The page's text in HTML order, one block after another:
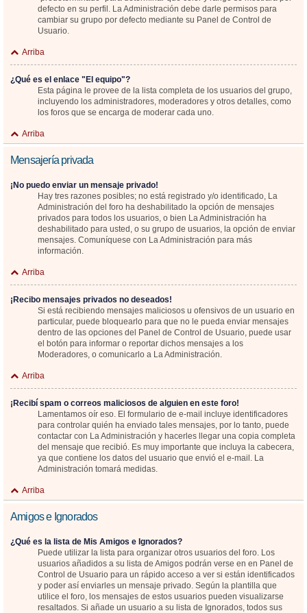
defecto en su perfil. La Administración debe darle permisos para
cambiar su grupo por defecto mediante su Panel de Control de
Usuario.
Arriba
¿Qué es el enlace "El equipo"?
Esta página le provee de la lista completa de los usuarios del grupo,
incluyendo los administradores, moderadores y otros detalles, como
los foros que se encarga de moderar cada uno.
Arriba
Mensajería privada
¡No puedo enviar un mensaje privado!
Hay tres razones posibles; no está registrado y/o identificado, La
Administración del foro ha deshabilitado la opción de mensajes
privados para todos los usuarios, o bien La Administración ha
deshabilitado para usted, o su grupo de usuarios, la opción de enviar
mensajes. Comuníquese con La Administración para más
información.
Arriba
¡Recibo mensajes privados no deseados!
Si está recibiendo mensajes maliciosos u ofensivos de un usuario en
particular, puede bloquearlo para que no le pueda enviar mensajes
dentro de las opciones del Panel de Control de Usuario, puede usar
el botón para informar o reportar dichos mensajes a los
Moderadores, o comunicarlo a La Administración.
Arriba
¡Recibí spam o correos maliciosos de alguien en este foro!
Lamentamos oír eso. El formulario de e-mail incluye identificadores
para controlar quién ha enviado tales mensajes, por lo tanto, puede
contactar con La Administración y hacerles llegar una copia completa
del mensaje que recibió. Es muy importante que incluya la cabecera,
ya que contiene los datos del usuario que envió el e-mail. La
Administración tomará medidas.
Arriba
Amigos e Ignorados
¿Qué es la lista de Mis Amigos e Ignorados?
Puede utilizar la lista para organizar otros usuarios del foro. Los
usuarios añadidos a su lista de Amigos podrán verse en en Panel de
Control de Usuario para un rápido acceso a ver si están identificados
y poder así enviarles un mensaje privado. Según la plantilla que
utilice el foro, los mensajes de estos usuarios pueden visualizarse
resaltados. Si añade un usuario a su lista de Ignorados, todos sus